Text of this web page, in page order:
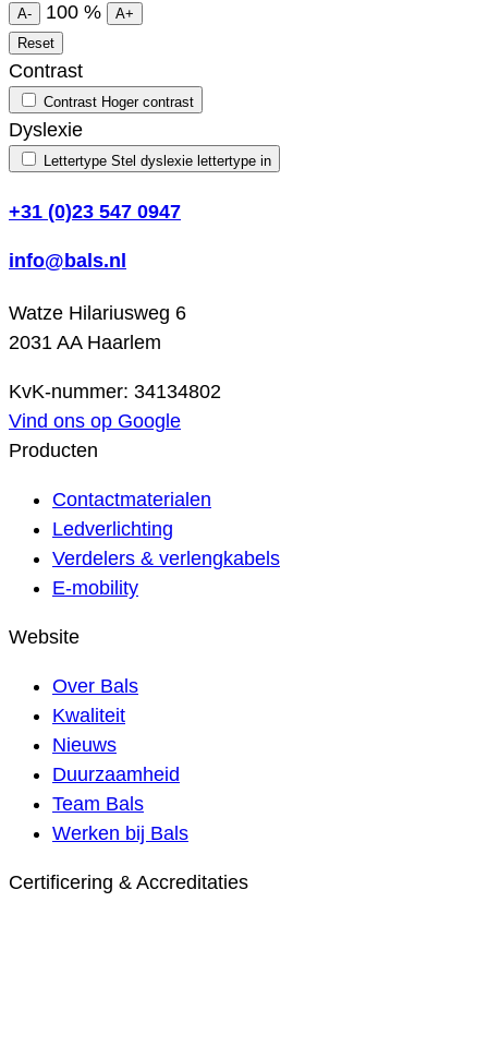
A- 100 %
A+
Reset
Contrast
Contrast Hoger contrast
Dyslexie
Lettertype Stel dyslexie lettertype in
+31 (0)23 547 0947
info@bals.nl
Watze Hilariusweg 6
2031 AA Haarlem
KvK-nummer: 34134802
Vind ons op Google
Producten
Contactmaterialen
Ledverlichting
Verdelers & verlengkabels
E-mobility
Website
Over Bals
Kwaliteit
Nieuws
Duurzaamheid
Team Bals
Werken bij Bals
Certificering & Accreditaties